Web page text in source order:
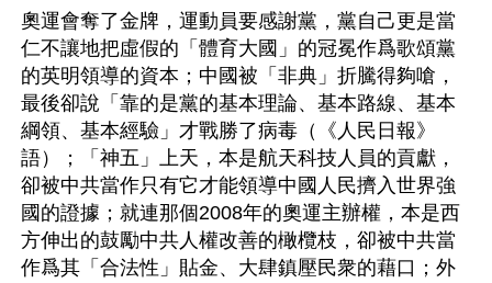
奧運會奪了金牌，運動員要感謝黨，黨自己更是當
仁不讓地把虛假的「體育大國」的冠冕作爲歌頌黨
的英明領導的資本；中國被「非典」折騰得夠嗆，
最後卻說「靠的是黨的基本理論、基本路線、基本
綱領、基本經驗」才戰勝了病毒（《人民日報》
語）；「神五」上天，本是航天科技人員的貢獻，
卻被中共當作只有它才能領導中國人民擠入世界強
國的證據；就連那個2008年的奧運主辦權，本是西
方伸出的鼓勵中共人權改善的橄欖枝，卻被中共當
作爲其「合法性」貼金、大肆鎮壓民衆的藉口；外